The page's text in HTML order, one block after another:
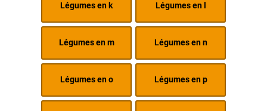
Légumes en k Légumes en l
Légumes en m Légumes en n
Légumes en o Légumes en p